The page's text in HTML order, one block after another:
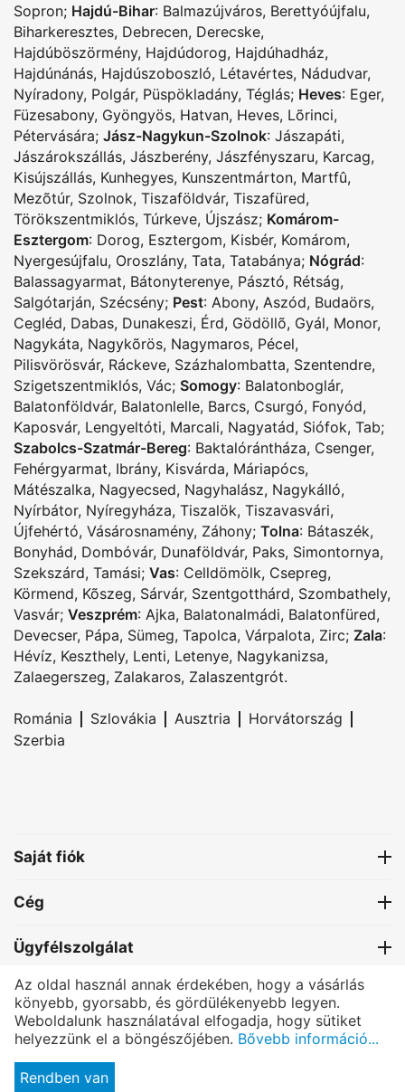
Sopron; Hajdú-Bihar: Balmazújváros, Berettyóújfalu,
Biharkeresztes, Debrecen, Derecske,
Hajdúböszörmény, Hajdúdorog, Hajdúhadház,
Hajdúnánás, Hajdúszoboszló, Létavértes, Nádudvar,
Nyíradony, Polgár, Püspökladány, Téglás; Heves: Eger,
Füzesabony, Gyöngyös, Hatvan, Heves, Lõrinci,
Pétervására; Jász-Nagykun-Szolnok: Jászapáti,
Jászárokszállás, Jászberény, Jászfényszaru, Karcag,
Kisújszállás, Kunhegyes, Kunszentmárton, Martfû,
Mezõtúr, Szolnok, Tiszaföldvár, Tiszafüred,
Törökszentmiklós, Túrkeve, Újszász; Komárom-
Esztergom: Dorog, Esztergom, Kisbér, Komárom,
Nyergesújfalu, Oroszlány, Tata, Tatabánya; Nógrád:
Balassagyarmat, Bátonyterenye, Pásztó, Rétság,
Salgótarján, Szécsény; Pest: Abony, Aszód, Budaörs,
Cegléd, Dabas, Dunakeszi, Érd, Gödöllõ, Gyál, Monor,
Nagykáta, Nagykõrös, Nagymaros, Pécel,
Pilisvörösvár, Ráckeve, Százhalombatta, Szentendre,
Szigetszentmiklós, Vác; Somogy: Balatonboglár,
Balatonföldvár, Balatonlelle, Barcs, Csurgó, Fonyód,
Kaposvár, Lengyeltóti, Marcali, Nagyatád, Siófok, Tab;
Szabolcs-Szatmár-Bereg: Baktalórántháza, Csenger,
Fehérgyarmat, Ibrány, Kisvárda, Máriapócs,
Mátészalka, Nagyecsed, Nagyhalász, Nagykálló,
Nyírbátor, Nyíregyháza, Tiszalök, Tiszavasvári,
Újfehértó, Vásárosnamény, Záhony; Tolna: Bátaszék,
Bonyhád, Dombóvár, Dunaföldvár, Paks, Simontornya,
Szekszárd, Tamási; Vas: Celldömölk, Csepreg,
Körmend, Kõszeg, Sárvár, Szentgotthárd, Szombathely,
Vasvár; Veszprém: Ajka, Balatonalmádi, Balatonfüred,
Devecser, Pápa, Sümeg, Tapolca, Várpalota, Zirc; Zala:
Hévíz, Keszthely, Lenti, Letenye, Nagykanizsa,
Zalaegerszeg, Zalakaros, Zalaszentgrót.
Románia | Szlovákia | Ausztria | Horvátország |
Szerbia
Saját fiók
Cég
Ügyfélszolgálat
Kapcsolat
PRETTONI®- All rights reserved.
© Copyright 2004-2025 Bexmon™ Marketing | Host by:
Az oldal használ annak érdekében, hogy a vásárlás
könyebb, gyorsabb, és gördülékenyebb legyen.
Weboldalunk használatával elfogadja, hogy sütiket
helyezzünk el a böngészőjében. Bővebb információ...
Rendben van